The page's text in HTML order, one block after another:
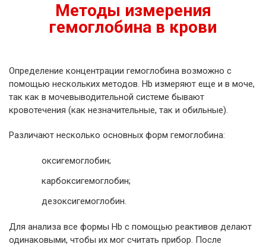
Методы измерения
гемоглобина в крови
Определение концентрации гемоглобина возможно с
помощью нескольких методов. Hb измеряют еще и в моче,
так как в мочевыводительной системе бывают
кровотечения (как незначительные, так и обильные).
Различают несколько основных форм гемоглобина:
оксигемоглобин;
карбоксигемоглобин;
дезоксигемоглобин.
Для анализа все формы Hb с помощью реактивов делают
одинаковыми, чтобы их мог считать прибор. После